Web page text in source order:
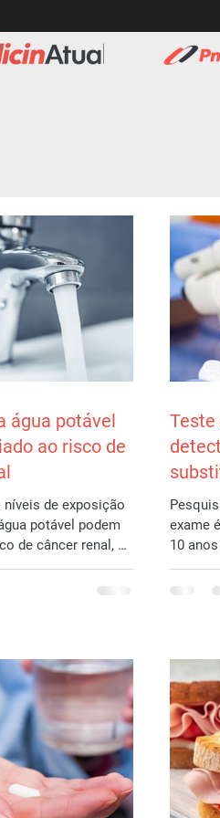
água potável
ao risco de
de exposição
potável podem
de câncer renal, de
estudo publicado
Teste
exame
10 anos a detecção do vírus no